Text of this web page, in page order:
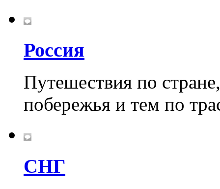
Россия
Путешествия по
побережья и тем по
СНГ